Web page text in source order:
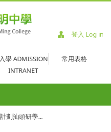
登入 Log in
入學 ADMISSION
常用表格
INTRANET
劃汕頭研學...